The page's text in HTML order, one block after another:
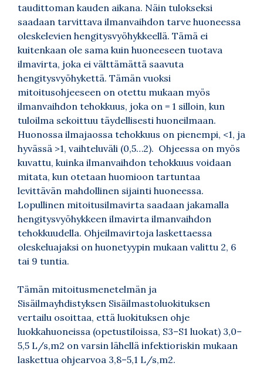
taudittoman kauden aikana. Näin tulokseksi
saadaan tarvittava ilmanvaihdon tarve huoneessa
oleskelevien hengitysvyöhykkeellä. Tämä ei
kuitenkaan ole sama kuin huoneeseen tuotava
ilmavirta, joka ei välttämättä saavuta
hengitysvyöhykettä. Tämän vuoksi
mitoitusohjeeseen on otettu mukaan myös
ilmanvaihdon tehokkuus, joka on = 1 silloin, kun
tuloilma sekoittuu täydellisesti huoneilmaan.
Huonossa ilmajaossa tehokkuus on pienempi, <1, ja
hyvässä >1, vaihteluväli (0,5…2). Ohjeessa on myös
kuvattu, kuinka ilmanvaihdon tehokkuus voidaan
mitata, kun otetaan huomioon tartuntaa
levittävän mahdollinen sijainti huoneessa.
Lopullinen mitoitusilmavirta saadaan jakamalla
hengitysvyöhykkeen ilmavirta ilmanvaihdon
tehokkuudella. Ohjeilmavirtoja laskettaessa
oleskeluajaksi on huonetyypin mukaan valittu 2, 6
tai 9 tuntia.
Tämän mitoitusmenetelmän ja
Sisäilmayhdistyksen Sisäilmastoluokituksen
vertailu osoittaa, että luokituksen ohje
luokkahuoneissa (opetustiloissa, S3–S1 luokat) 3,0–
5,5 L/s,m2 on varsin lähellä infektioriskin mukaan
laskettua ohjearvoa 3,8–5,1 L/s,m2.